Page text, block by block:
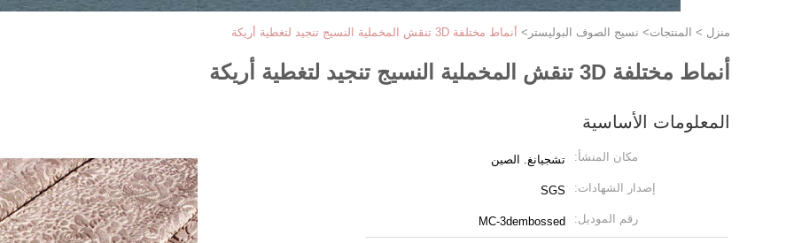
منزل > المنتجات> نسيج الصوف البوليستر > أنماط مختلفة 3D تنقش المخملية النسيج تنجيد لتغطية أريكة
أنماط مختلفة 3D تنقش المخملية النسيج تنجيد لتغطية أريكة
المعلومات الأساسية
مكان المنشأ: تشجيانغ. الصين
إصدار الشهادات: SGS
رقم الموديل: MC-3dembossed